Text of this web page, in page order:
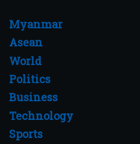
Myanmar
Asean
World
Politics
Business
Technology
Sports